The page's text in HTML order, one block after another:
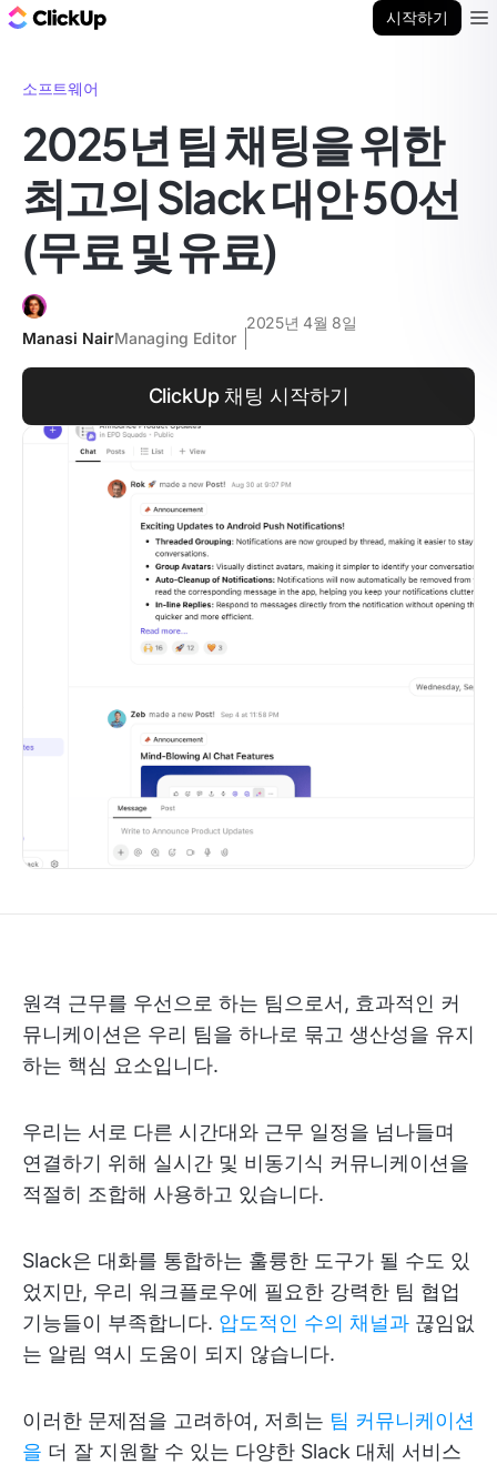
시작하기
소프트웨어
2025년 팀 채팅을 위한
최고의 Slack 대안 50선
(무료 및 유료)
Manasi NairManaging Editor
2025년 4월 8일
ClickUp 채팅 시작하기
원격 근무를 우선으로 하는 팀으로서, 효과적인 커
뮤니케이션은 우리 팀을 하나로 묶고 생산성을 유지
하는 핵심 요소입니다.
우리는 서로 다른 시간대와 근무 일정을 넘나들며
연결하기 위해 실시간 및 비동기식 커뮤니케이션을
적절히 조합해 사용하고 있습니다.
Slack은 대화를 통합하는 훌륭한 도구가 될 수도 있
었지만, 우리 워크플로우에 필요한 강력한 팀 협업
기능들이 부족합니다. 압도적인 수의 채널과 끊임없
는 알림 역시 도움이 되지 않습니다.
이러한 문제점을 고려하여, 저희는 팀 커뮤니케이션
을 더 잘 지원할 수 있는 다양한 Slack 대체 서비스